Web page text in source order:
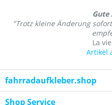
Gute
"Trotz kleine Änderung
La
Artikel
fahrradaufkleber.shop
Shop Service